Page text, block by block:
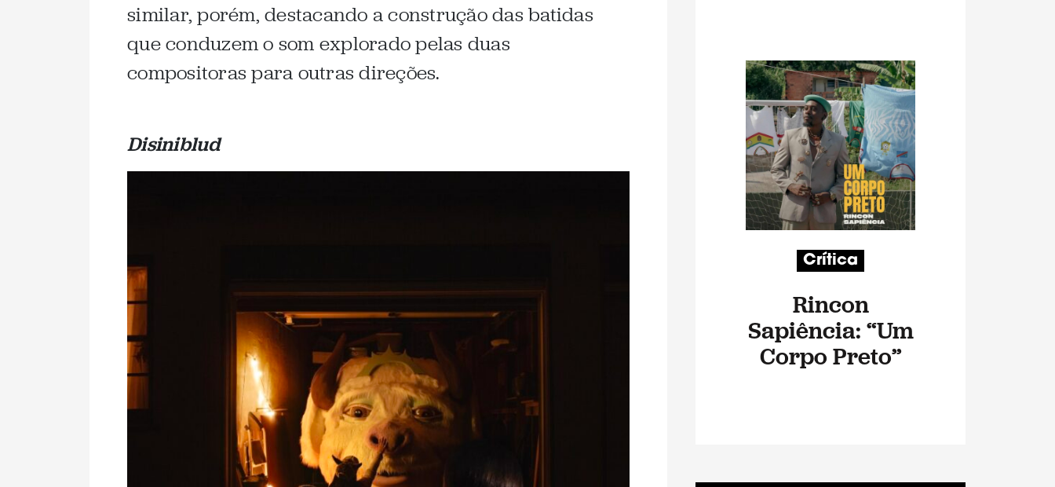
similar, porém, destacando a construção das batidas
que conduzem o som explorado pelas duas
compositoras para outras direções.
Disiniblud
Crítica
Rincon
Sapiência: “Um
Corpo Preto”